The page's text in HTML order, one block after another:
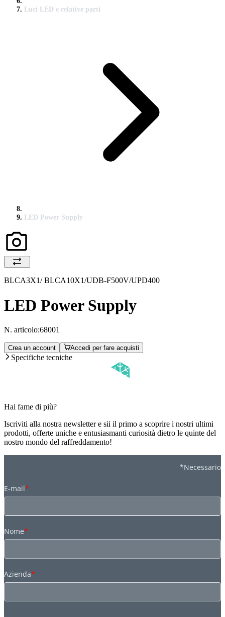
Luci LED e relative parti
LED Power Supply
BLCA3X1/ BLCA10X1/UDB-F500V/UPD400
LED Power Supply
N. articolo:68001
Crea un account Accedi per fare acquisti
Specifiche tecniche
Hai fame di più?
Iscriviti alla nostra newsletter e sii il primo a scoprire i nostri ultimi
prodotti, offerte uniche e entusiasmanti curiosità dietro le quinte del
nostro mondo del raffreddamento!
*Necessario
E-mail*
Nome*
Azienda*